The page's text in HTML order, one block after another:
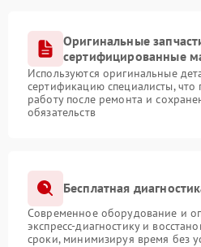
Оригинальные
сертифицированные
Используются оригинальные
сертификацию специалисты, что
работу после ремонта и
обязательств
Бесплатная
Современное оборудование и
экспресс-диагностику и
сроки, минимизируя время без